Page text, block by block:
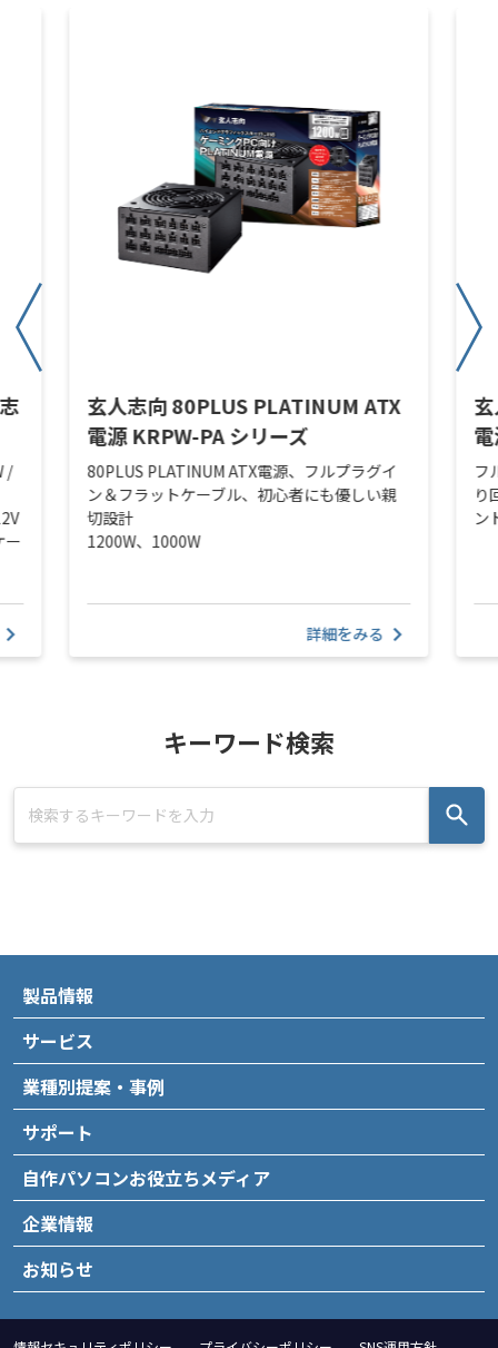
/
ー
玄人志向 80PLUS PLATINUM ATX
電源 KRPW-PA シリーズ
80PLUS PLATINUM ATX電源、フルプラグイ
ン＆フラットケーブル、初心者にも優しい親
切設計
1200W、1000W
詳細をみる
フ
り
ン
キーワード検索
製品情報
サービス
業種別提案・事例
サポート
自作パソコンお役立ちメディア
企業情報
お知らせ